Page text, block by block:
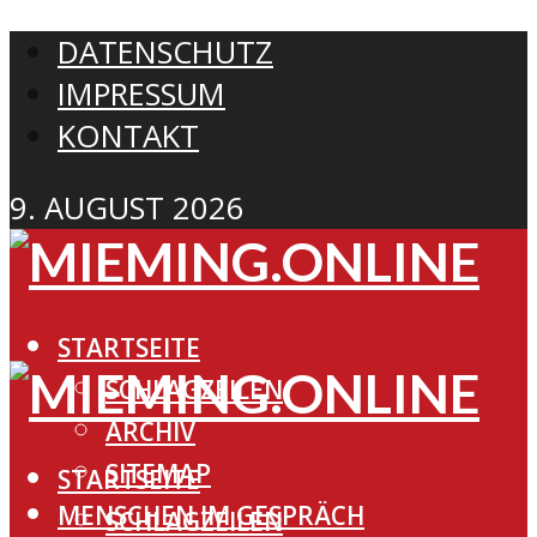
DATENSCHUTZ
IMPRESSUM
KONTAKT
9. AUGUST 2026
STARTSEITE
SCHLAGZEILEN
ARCHIV
SITEMAP
MENSCHEN IM GESPRÄCH
STARTSEITE
SCHLAGZEILEN